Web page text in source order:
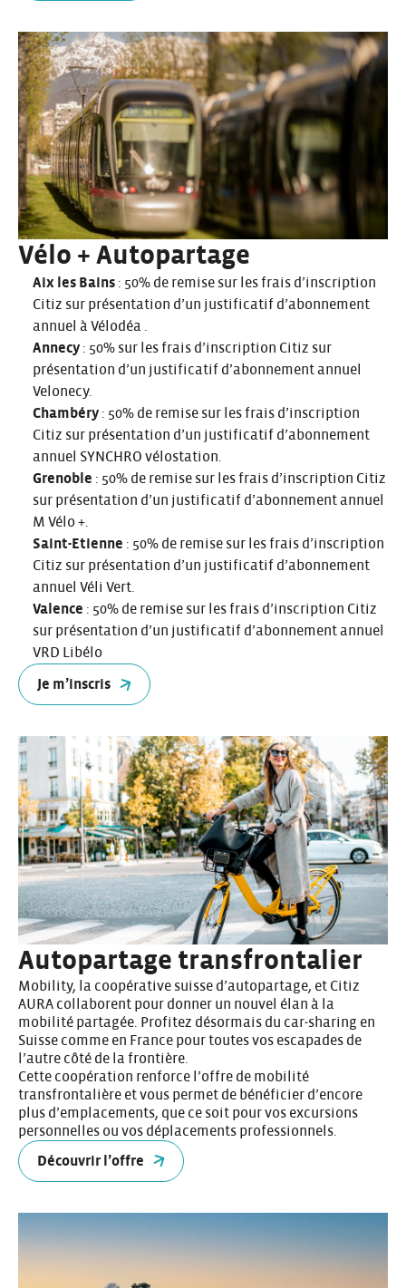
Vélo + Autopartage
Aix les Bains : 50% de remise sur les frais d’inscription
Citiz sur présentation d’un justificatif d’abonnement
annuel à Vélodéa .
Annecy : 50% sur les frais d’inscription Citiz sur
présentation d’un justificatif d’abonnement annuel
Velonecy.
Chambéry : 50% de remise sur les frais d’inscription
Citiz sur présentation d’un justificatif d’abonnement
annuel SYNCHRO vélostation.
Grenoble : 50% de remise sur les frais d’inscription Citiz
sur présentation d’un justificatif d’abonnement annuel
M Vélo +.
Saint-Etienne : 50% de remise sur les frais d’inscription
Citiz sur présentation d’un justificatif d’abonnement
annuel Véli Vert.
Valence : 50% de remise sur les frais d’inscription Citiz
sur présentation d’un justificatif d’abonnement annuel
VRD Libélo
Je m’inscris
Autopartage transfrontalier
Mobility, la coopérative suisse d’autopartage, et Citiz
AURA collaborent pour donner un nouvel élan à la
mobilité partagée. Profitez désormais du car‑sharing en
Suisse comme en France pour toutes vos escapades de
l’autre côté de la frontière.
Cette coopération renforce l’offre de mobilité
transfrontalière et vous permet de bénéficier d’encore
plus d’emplacements, que ce soit pour vos excursions
personnelles ou vos déplacements professionnels.
Découvrir l’offre